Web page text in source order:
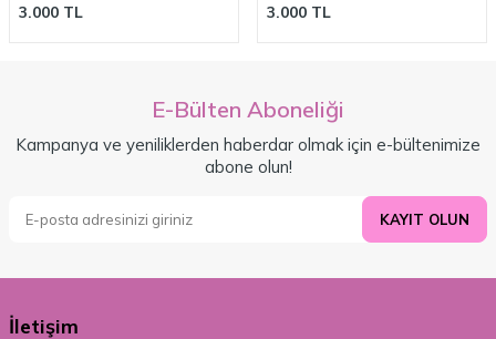
3.000 TL 3.000 TL
E-Bülten Aboneliği
Kampanya ve yeniliklerden haberdar olmak için e-bültenimize
abone olun!
KAYIT OLUN
İletişim